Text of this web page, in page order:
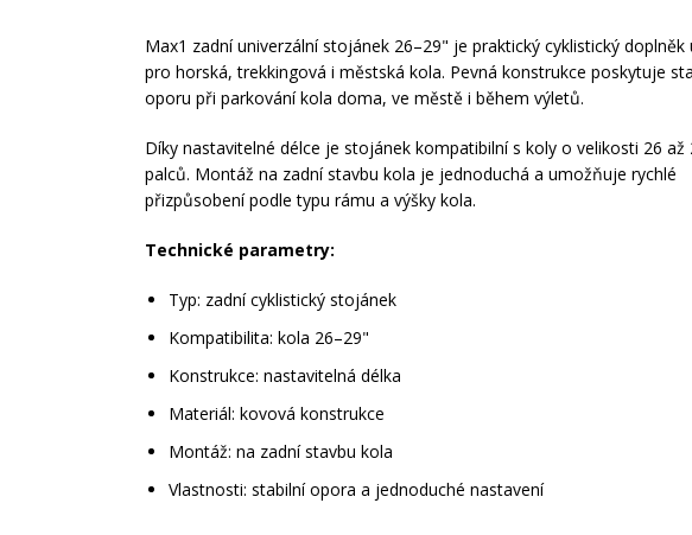
Max1 zadní univerzální stojánek 26–29" je praktický cyklistický doplněk
pro horská, trekkingová i městská kola. Pevná konstrukce poskytuje
oporu při parkování kola doma, ve městě i během výletů.
Díky nastavitelné délce je stojánek kompatibilní s koly o velikosti 26 až
palců. Montáž na zadní stavbu kola je jednoduchá a umožňuje rychlé
přizpůsobení podle typu rámu a výšky kola.
Technické parametry:
Typ: zadní cyklistický stojánek
Kompatibilita: kola 26–29"
Konstrukce: nastavitelná délka
Materiál: kovová konstrukce
Montáž: na zadní stavbu kola
Vlastnosti: stabilní opora a jednoduché nastavení